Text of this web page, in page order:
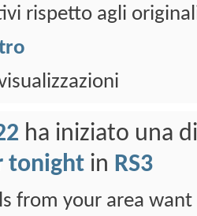
rispetto agli
ha iniziato una
tonight in RS3
from your area